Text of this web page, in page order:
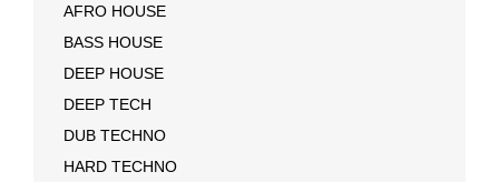
AFRO HOUSE
BASS HOUSE
DEEP HOUSE
DEEP TECH
DUB TECHNO
HARD TECHNO